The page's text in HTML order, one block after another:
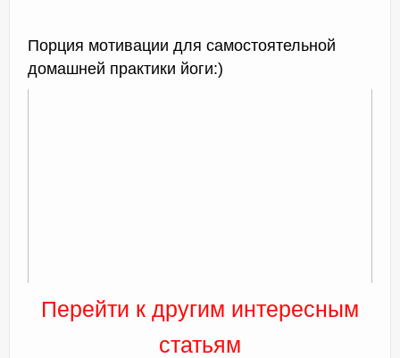
Порция мотивации для самостоятельной
домашней практики йоги:)
Перейти к другим интересным
статьям